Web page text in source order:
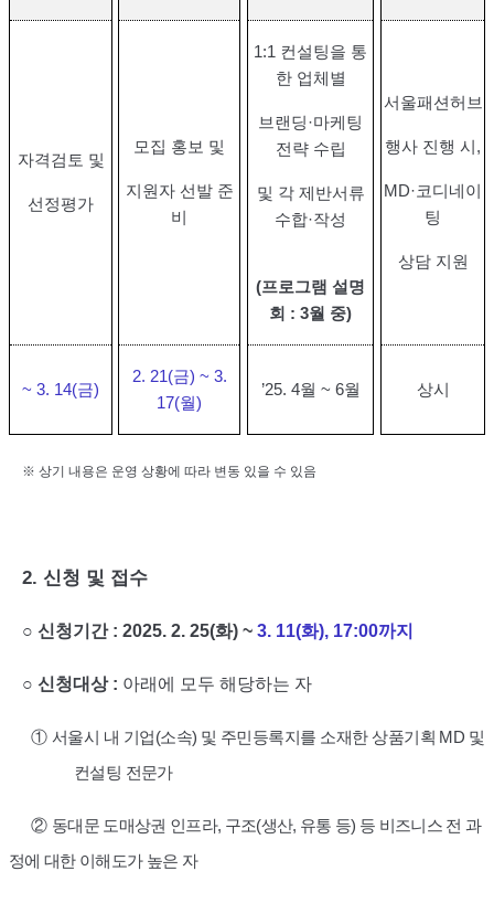
자격검토 및
선정평가
모집 홍보 및
지원자 선발 준
비
1:1 컨설팅을 통
한 업체별
브랜딩·마케팅
전략 수립
및 각 제반서류
수합·작성
(프로그램 설명
회 : 3월 중)
서울패션허브
행사 진행 시 ,
MD·코디네이
팅
상담 지원
~ 3. 14(금)
2. 21(금) ~ 3.
17(월)
’25. 4월 ~ 6월 상시
※ 상기 내용은 운영 상황에 따라 변동 있을 수 있음
2. 신청 및 접수
○ 신청기간 : 2025. 2. 25(화) ~ 3. 11(화), 17:00까지
○ 신청대상 : 아래에 모두 해당하는 자
① 서울시 내 기업(소속) 및 주민등록지를 소재한 상품기획 MD 및
컨설팅 전문가
② 동대문 도매상권 인프라, 구조(생산, 유통 등) 등 비즈니스 전 과
정에 대한 이해도가 높은 자